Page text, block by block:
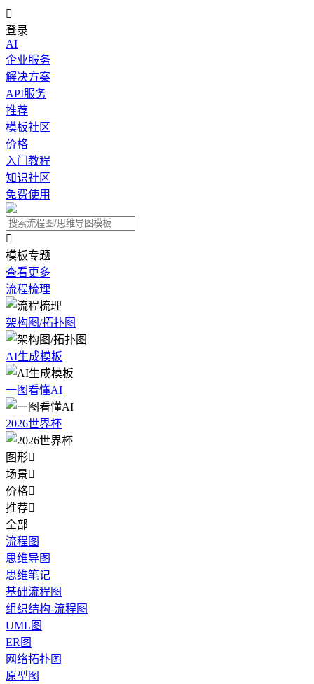

登录
AI
企业服务
解决方案
API服务
推荐
模板社区
价格
入门教程
知识社区
免费使用

模板专题
查看更多
流程梳理
架构图/拓扑图
AI生成模板
一图看懂AI
2026世界杯
图形
场景
价格
推荐
全部
流程图
思维导图
思维笔记
基础流程图
组织结构-流程图
UML图
ER图
网络拓扑图
原型图